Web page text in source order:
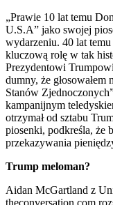
„Prawie 10 lat temu
U.S.A” jako swojej
wydarzeniu. 40 lat temu
kluczową rolę w tak
Prezydentowi
dumny, że
Stanów
kampanijnym
otrzymał od sztabu
piosenki, podkreśla, że
przekazywania
Trump meloman?
Aidan McGartland z
theconversation.com